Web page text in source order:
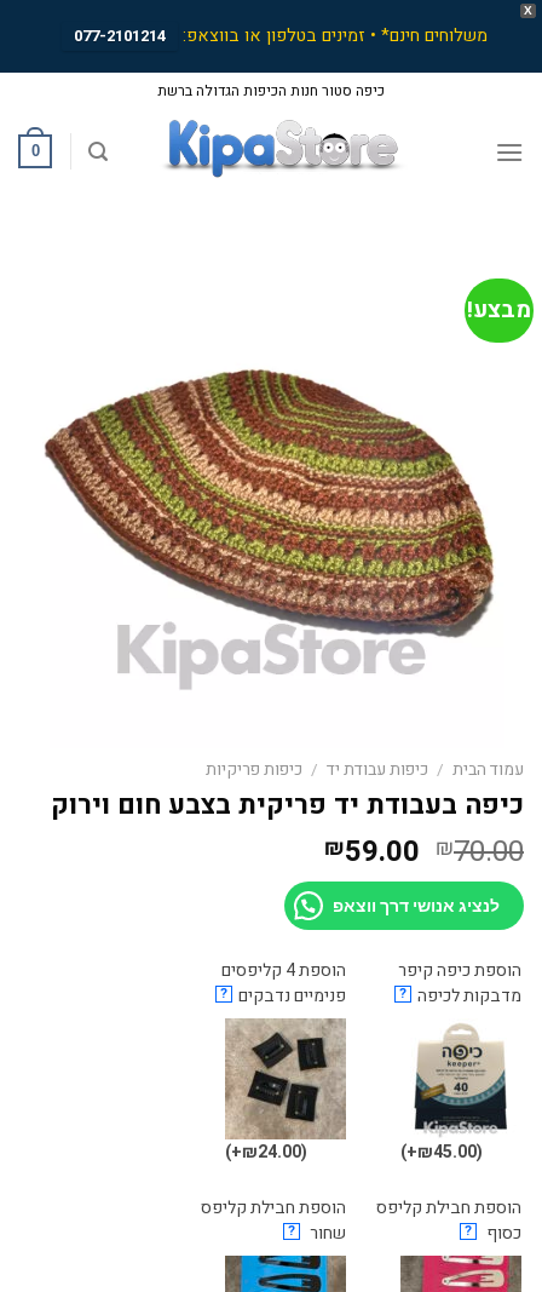
X
משלוחים חינם* • זמינים בטלפון או בווצאפ: 077-2101214
content
כיפה סטור חנות הכיפות הגדולה ברשת
0
מבצע!
עמוד הבית / כיפות עבודת יד / כיפות פריקיות
כיפה בעבודת יד פריקית בצבע חום וירוק
₪70.00 המחיר
המקורי
היה:
₪70.00.
₪59.00
הנוכחי
הוא:
₪59.00.
לנציג אנושי דרך ווצאפ
הוספת כיפה קיפר
מדבקות לכיפה ?
(₪45.00+)
הוספת 4 קליפסים
פנימיים נדבקים ?
(₪24.00+)
הוספת חבילת קליפס
כסוף
?
הוספת חבילת קליפס
שחור
?